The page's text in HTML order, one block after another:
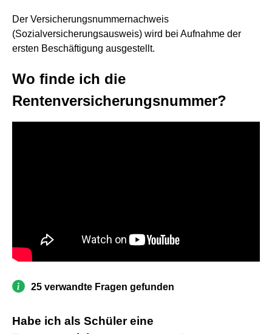
Der Versicherungsnummernachweis
(Sozialversicherungsausweis) wird bei Aufnahme der
ersten Beschäftigung ausgestellt.
Wo finde ich die
Rentenversicherungsnummer?
25 verwandte Fragen gefunden
Habe ich als Schüler eine